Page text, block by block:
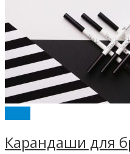
Карандаши для